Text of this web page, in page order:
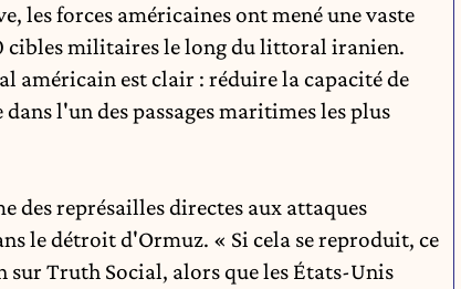
lesforces américaines ont mené une vaste
cibles militaires le long du littoral iranien.
américain est clair : réduire la capacité de
l'un des passages maritimes les plus
des représailles directes aux attaques
le détroit d'Ormuz. « Si cela se reproduit, ce
sur Truth Social, alors que les États-Unis